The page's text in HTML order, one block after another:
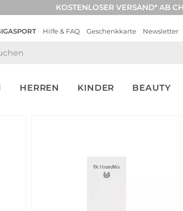
KOSTENLOSER VERSAND* AB
Hilfe & FAQ Geschenkkarte Newsletter
HERREN KINDER BEAUTY